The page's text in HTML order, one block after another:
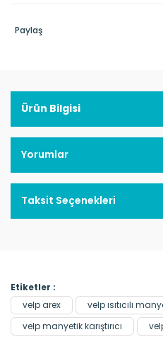
Paylaş
Ürün Bilgisi
Yorumlar
Taksit Seçenekleri
Etiketler :
velp arex
velp ısıtıcılı
velp manyetik karıştırıcı